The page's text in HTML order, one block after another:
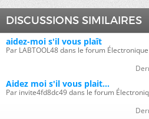
DISCUSSIONS SIMILAIRES
aidez-moi s'il vous plaît
Par LABTOOL48 dans le forum Électronique
Aidez moi s'il vous plait...
Par invite4fd8dc49 dans le forum